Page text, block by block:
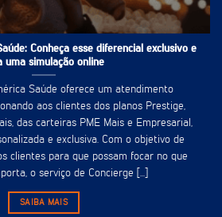
Conheça esse diferencial exclusivo e
uma simulação online
Saúde oferece um atendimento
aos clientes dos planos Prestige,
das carteiras PME Mais e Empresarial,
e exclusiva. Com o objetivo de
clientes para que possam focar no que
o serviço de Concierge [...]
SAIBA MAIS